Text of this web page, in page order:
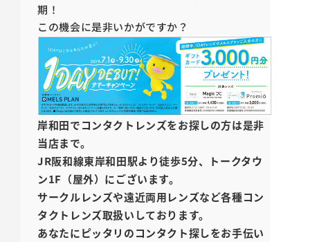
期！
この機会に是非いかがですか？
岸和田でコンタクトレンズをお探しの方は是非
当店まで。
JR阪和線東岸和田駅より徒歩5分、トークタウ
ン1F（屋外）にございます。
サークルレンズや遠近両用レンズなど各種コン
タクトレンズ取扱いしております。
あなたにピッタリのコンタクト探しをお手伝い